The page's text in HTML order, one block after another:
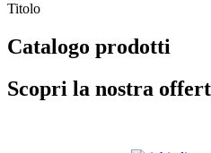
Titolo
Catalogo prodotti
Scopri la nostra